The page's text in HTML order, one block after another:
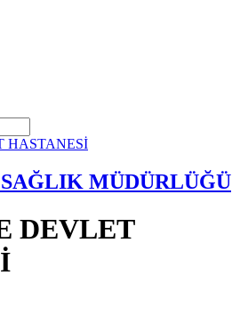
MÜDÜRLÜĞÜ
DEVLET